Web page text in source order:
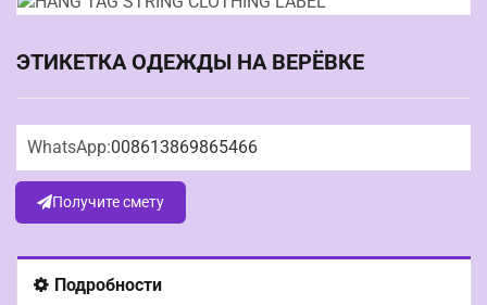
ЭТИКЕТКА ОДЕЖДЫ НА ВЕРЁВКЕ
WhatsApp:008613869865466
Получите смету
Подробности